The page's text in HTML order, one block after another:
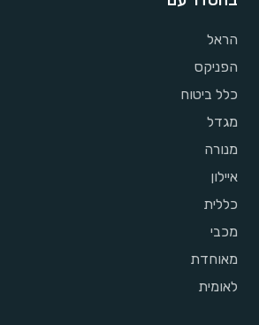
הראל
הפניקס
כלל ביטוח
מגדל
מנורה
איילון
כללית
מכבי
מאוחדת
לאומית